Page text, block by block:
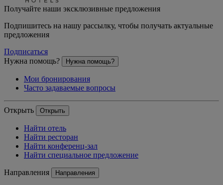
Получайте наши эксклюзивные предложения
Подпишитесь на нашу рассылку, чтобы получать актуальные
предложения
Подписаться
Нужна помощь?
Нужна помощь?
Мои бронирования
Часто задаваемые вопросы
Открыть Открыть
Найти отель
Найти ресторан
Найти конференц-зал
Найти специальное предложение
Направления Направления